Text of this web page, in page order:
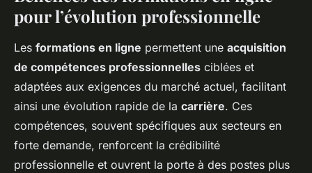
pour l’évolution professionnelle
Les formations en ligne permettent une acquisition
de compétences professionnelles ciblées et
adaptées aux exigences du marché actuel, facilitant
ainsi une évolution rapide de la carrière. Ces
compétences, souvent spécifiques aux secteurs en
forte demande, renforcent la crédibilité
professionnelle et ouvrent la porte à des postes plus